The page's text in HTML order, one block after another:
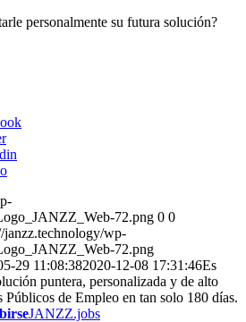
personalmente su futura solución?
72.png 0 0
janzz.technology/wp-
72.png
29 11:08:382020-12-08 17:31:46Es
puntera, personalizada y de alto
de Empleo en tan solo 180 días.
JANZZ.jobs